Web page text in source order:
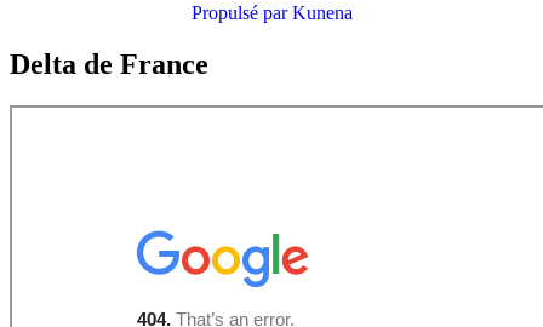
Propulsé parKunena
Delta de France